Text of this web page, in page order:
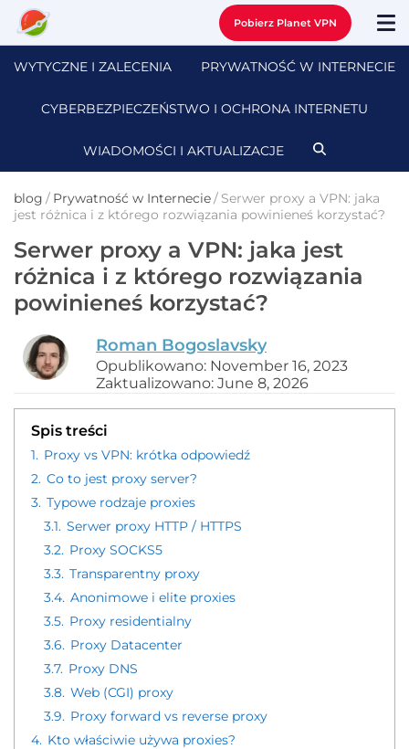
Pobierz Planet VPN
WYTYCZNE I ZALECENIA PRYWATNOŚĆ W INTERNECIE
CYBERBEZPIECZEŃSTWO I OCHRONA INTERNETU
WIADOMOŚCI I AKTUALIZACJE
blog / Prywatność w Internecie/ Serwer proxy a VPN: jaka
jest różnica i z którego rozwiązania powinieneś korzystać?
Serwer proxy a VPN: jaka jest
różnica i z którego rozwiązania
powinieneś korzystać?
Roman Bogoslavsky
Opublikowano: November 16, 2023
Zaktualizowano: June 8, 2026
Spis treści
1. Proxy vs VPN: krótka odpowiedź
2. Co to jest proxy server?
3. Typowe rodzaje proxies
3.1. Serwer proxy HTTP / HTTPS
3.2. Proxy SOCKS5
3.3. Transparentny proxy
3.4. Anonimowe i elite proxies
3.5. Proxy residentialny
3.6. Proxy Datacenter
3.7. Proxy DNS
3.8. Web (CGI) proxy
3.9. Proxy forward vs reverse proxy
4. Kto właściwie używa proxies?